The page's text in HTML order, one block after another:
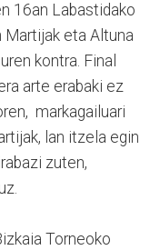
16an Labastidako
eta Altuna
kontra. Final
arte erabaki ez
markagailuari
lan itzela egin
zuten,
Torneoko